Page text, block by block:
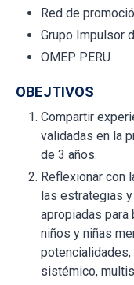
Red de
Grupo Impulsor
OMEP PERU
OBEJTIVOS
Compartir
validadas en la
de 3 años.
Reflexionar con
las estrategias
apropiadas
niños y niñas
potencialidades,
sistémico,